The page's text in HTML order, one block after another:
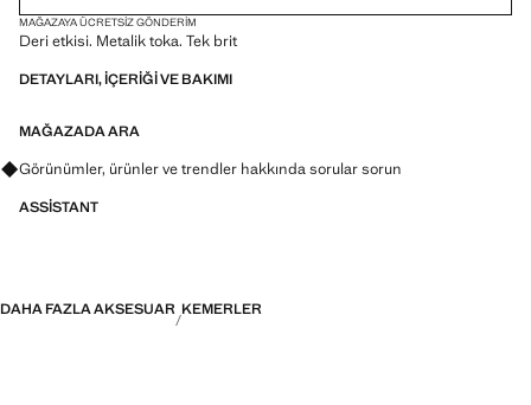
MAĞAZAYA ÜCRETSIZ GÖNDERIM
Deri etkisi. Metalik toka. Tek brit
DETAYLARI, IÇERIĞI VE BAKIMI
MAĞAZADA ARA
Görünümler, ürünler ve trendler hakkında sorular sorun
ASSISTANT
DAHA FAZLA AKSESUAR KEMERLER